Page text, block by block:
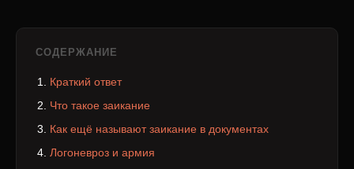
СОДЕРЖАНИЕ
Краткий ответ
Что такое заикание
Как ещё называют заикание в документах
Логоневроз и армия